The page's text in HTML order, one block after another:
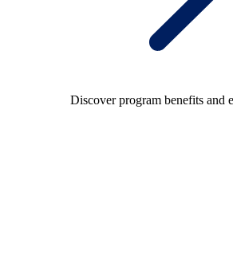
Discover program benefits and